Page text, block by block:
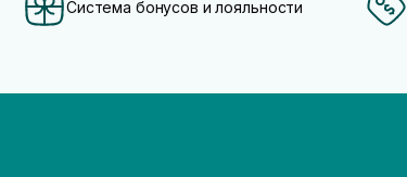
Система бонусов и лояльности